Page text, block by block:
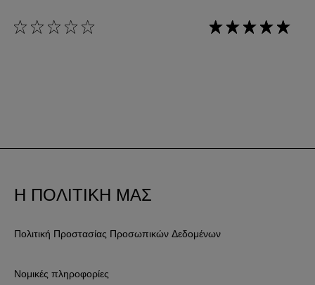
rating: 0 out of 5 rating: 5 out of 5
Η ΠΟΛΙΤΙΚΗ ΜΑΣ
Πολιτική Προστασίας Προσωπικών Δεδομένων
Νομικές πληροφορίες